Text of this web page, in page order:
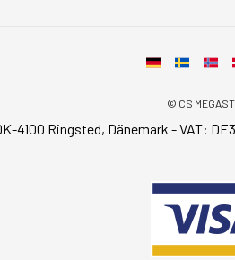
© CS
4100 Ringsted, Dänemark - VAT: